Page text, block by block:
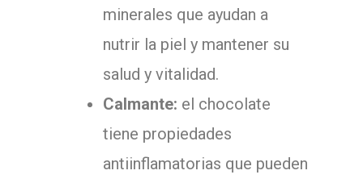
minerales que ayudan a
nutrir la piel y mantener su
salud y vitalidad.
Calmante: el chocolate
tiene propiedades
antiinflamatorias que pueden